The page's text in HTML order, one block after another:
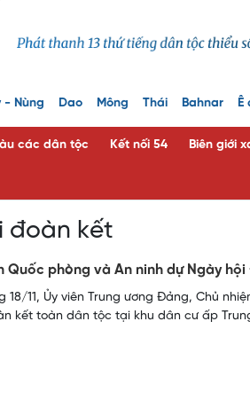
- Nùng Dao Mông Thái Bahnar Ê
các dân tộc Kết nối 54 Biên giới
đoàn kết
Quốc phòng và An ninh dự Ngày
18/11, Ủy viên Trung ương Đảng, Chủ
kết toàn dân tộc tại khu dân cư ấp